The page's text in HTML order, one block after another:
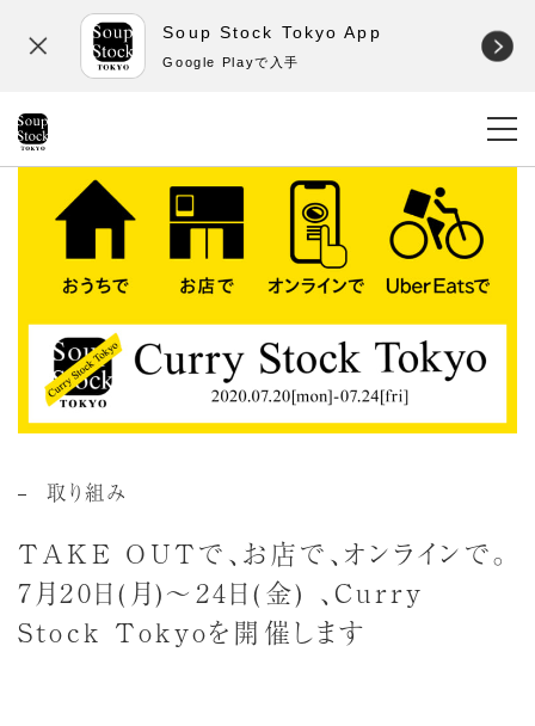
Soup Stock Tokyo App
Google Playで入手
取り組み
TAKE OUTで、お店で、オンラインで。
7月20日(月)～24日(金) 、Curry
Stock Tokyoを開催します